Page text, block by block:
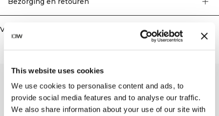
This website uses cookies
We use cookies to personalise content and ads, to
provide social media features and to analyse our traffic.
We also share information about your use of our site with
Vergelijkbare producten